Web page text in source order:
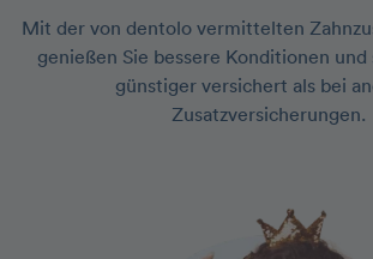
Mit der von dentolo vermittelten
genießen Sie bessere Konditionen und
günstiger versichert als bei
Zusatzversicherungen.